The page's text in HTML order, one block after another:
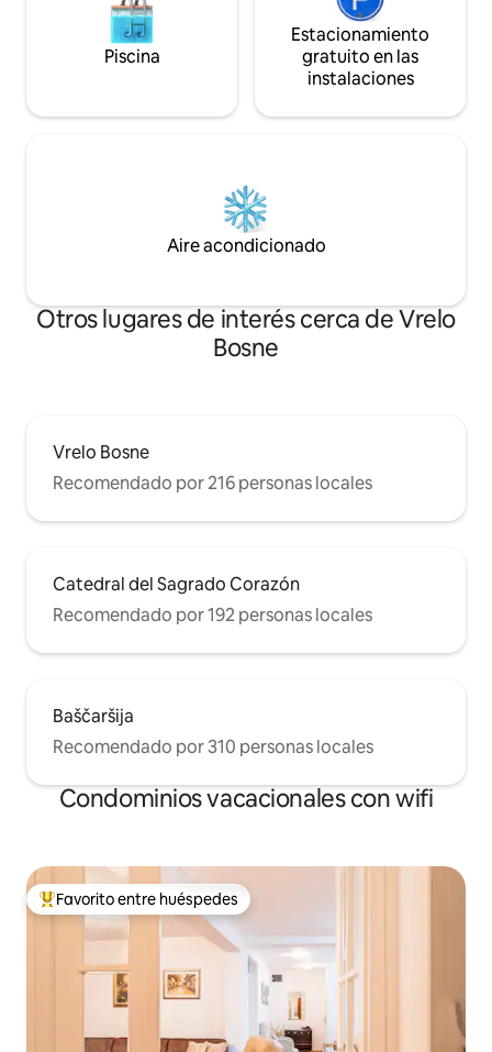
Piscina
Estacionamiento
gratuito en las
instalaciones
Aire acondicionado
Otros lugares de interés cerca de Vrelo
Bosne
Vrelo Bosne
Recomendado por 216 personas locales
Catedral del Sagrado Corazón
Recomendado por 192 personas locales
Baščaršija
Recomendado por 310 personas locales
Condominios vacacionales con wifi
Favorito entre huéspedes preferido
Favorito entre huéspedes